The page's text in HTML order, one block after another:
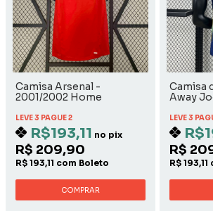
Camisa Arsenal -
2001/2002 Home
LEVE 3 PAGUE 2
R$193,11 no pix
R$ 209,90
R$ 193,11 com Boleto
COMPRAR
Camisa
Away
LEVE 3
R$
R$